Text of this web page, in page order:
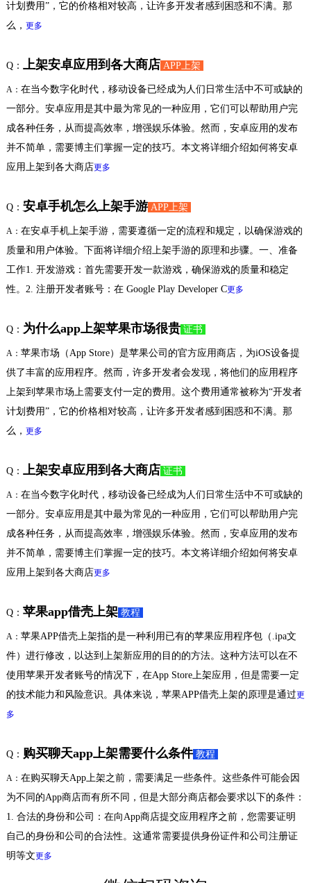
计划费用”，它的价格相对较高，让许多开发者感到困惑和不满。那
么， 更多
Q： 上架安卓应用到各大商店 APP上架
A： 在当今数字化时代，移动设备已经成为人们日常生活中不可或缺的
一部分。安卓应用是其中最为常见的一种应用，它们可以帮助用户完
成各种任务，从而提高效率，增强娱乐体验。然而，安卓应用的发布
并不简单，需要博主们掌握一定的技巧。本文将详细介绍如何将安卓
应用上架到各大商店更多
Q： 安卓手机怎么上架手游 APP上架
A： 在安卓手机上架手游，需要遵循一定的流程和规定，以确保游戏的
质量和用户体验。下面将详细介绍上架手游的原理和步骤。一、准备
工作1. 开发游戏：首先需要开发一款游戏，确保游戏的质量和稳定
性。2. 注册开发者账号：在 Google Play Developer C更多
Q： 为什么app上架苹果市场很贵 证书
A： 苹果市场（App Store）是苹果公司的官方应用商店，为iOS设备提
供了丰富的应用程序。然而，许多开发者会发现，将他们的应用程序
上架到苹果市场上需要支付一定的费用。这个费用通常被称为“开发者
计划费用”，它的价格相对较高，让许多开发者感到困惑和不满。那
么， 更多
Q： 上架安卓应用到各大商店 证书
A： 在当今数字化时代，移动设备已经成为人们日常生活中不可或缺的
一部分。安卓应用是其中最为常见的一种应用，它们可以帮助用户完
成各种任务，从而提高效率，增强娱乐体验。然而，安卓应用的发布
并不简单，需要博主们掌握一定的技巧。本文将详细介绍如何将安卓
应用上架到各大商店更多
Q： 苹果app借壳上架 教程
A： 苹果APP借壳上架指的是一种利用已有的苹果应用程序包（.ipa文
件）进行修改，以达到上架新应用的目的的方法。这种方法可以在不
使用苹果开发者账号的情况下，在App Store上架应用，但是需要一定
的技术能力和风险意识。具体来说，苹果APP借壳上架的原理是通过更
多
Q： 购买聊天app上架需要什么条件 教程
A： 在购买聊天App上架之前，需要满足一些条件。这些条件可能会因
为不同的App商店而有所不同，但是大部分商店都会要求以下的条件：
1. 合法的身份和公司：在向App商店提交应用程序之前，您需要证明
自己的身份和公司的合法性。这通常需要提供身份证件和公司注册证
明等文更多